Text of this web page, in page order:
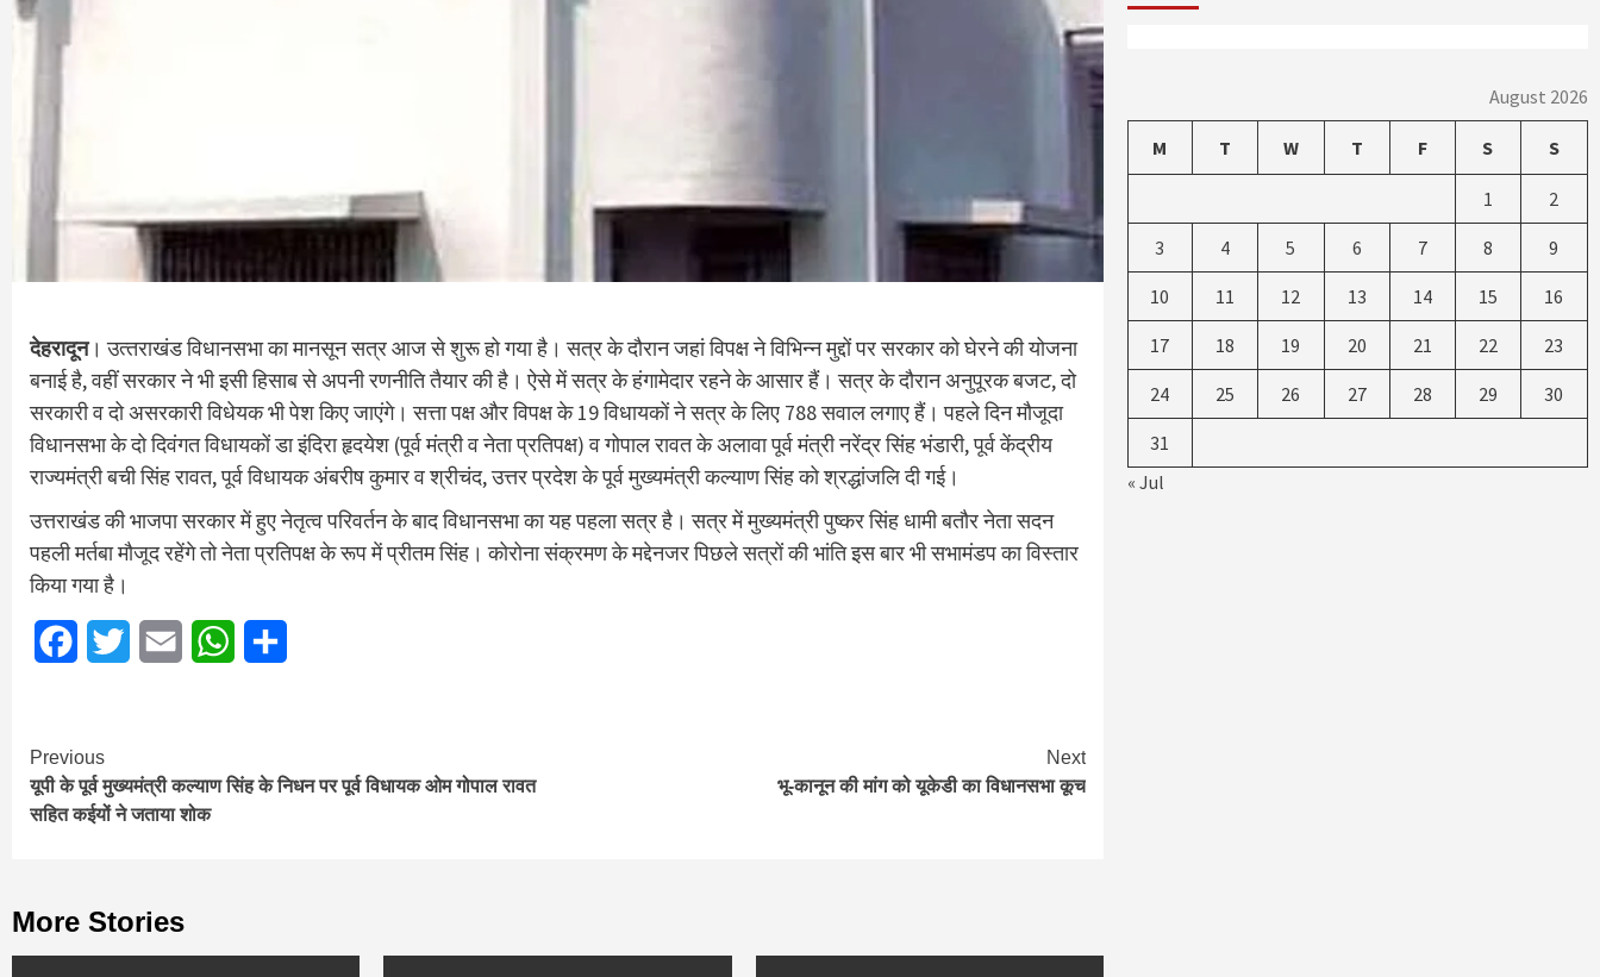
देहरादून। उत्‍तराखंड विधानसभा का मानसून सत्र आज से शुरू हो गया है। सत्र के दौरान जहां विपक्ष ने विभिन्न मुद्दों पर सरकार को घेरने की योजना
बनाई है, वहीं सरकार ने भी इसी हिसाब से अपनी रणनीति तैयार की है। ऐसे में सत्र के हंगामेदार रहने के आसार हैं। सत्र के दौरान अनुपूरक बजट, दो
सरकारी व दो असरकारी विधेयक भी पेश किए जाएंगे। सत्ता पक्ष और विपक्ष के 19 विधायकों ने सत्र के लिए 788 सवाल लगाए हैं। पहले दिन मौजूदा
विधानसभा के दो दिवंगत विधायकों डा इंदिरा हृदयेश (पूर्व मंत्री व नेता प्रतिपक्ष) व गोपाल रावत के अलावा पूर्व मंत्री नरेंद्र सिंह भंडारी, पूर्व केंद्रीय
राज्यमंत्री बची सिंह रावत, पूर्व विधायक अंबरीष कुमार व श्रीचंद, उत्तर प्रदेश के पूर्व मुख्यमंत्री कल्याण सिंह को श्रद्धांजलि दी गई।
उत्तराखंड की भाजपा सरकार में हुए नेतृत्व परिवर्तन के बाद विधानसभा का यह पहला सत्र है। सत्र में मुख्यमंत्री पुष्कर सिंह धामी बतौर नेता सदन
पहली मर्तबा मौजूद रहेंगे तो नेता प्रतिपक्ष के रूप में प्रीतम सिंह। कोरोना संक्रमण के मद्देनजर पिछले सत्रों की भांति इस बार भी सभामंडप का विस्तार
किया गया है।
FacebookTwitter Email WhatsApp
Continue
Reading
Previous
यूपी के पूर्व मुख्यमंत्री कल्याण सिंह के निधन पर पूर्व विधायक ओम गोपाल रावत
सहित कईयों ने जताया शोक
Next
भू-कानून की मांग को यूकेडी का विधानसभा कूच
More Stories
August 2026
M T W T F S S
1 2
3 4 5 6 7 8 9
10 11 12 13 14 15 16
17 18 19 20 21 22 23
24 25 26 27 28 29 30
31
« Jul